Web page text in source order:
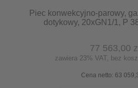
Piec konwekcyjno-parowy,
dotykowy, 20xGN1/1, P
77 563,00
zawiera 23% VAT, bez
Cena netto: 63